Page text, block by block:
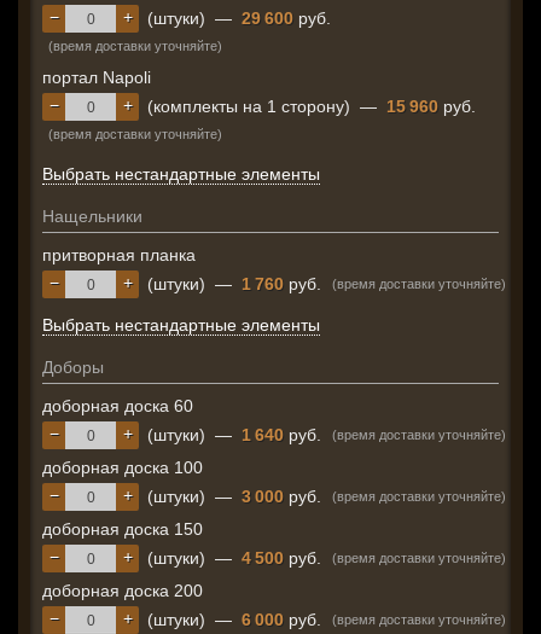
+
− (штуки) — 29 600 руб.
(время доставки уточняйте)
портал Napoli
+
− (комплекты на 1 сторону) — 15 960 руб.
(время доставки уточняйте)
Выбрать нестандартные элементы
Нащельники
притворная планка
+
− (штуки) — 1 760 руб. (время доставки уточняйте)
Выбрать нестандартные элементы
Доборы
доборная доска 60
+
− (штуки) — 1 640 руб. (время доставки уточняйте)
доборная доска 100
+
− (штуки) — 3 000 руб. (время доставки уточняйте)
доборная доска 150
+
− (штуки) — 4 500 руб. (время доставки уточняйте)
доборная доска 200
+
− (штуки) — 6 000 руб. (время доставки уточняйте)